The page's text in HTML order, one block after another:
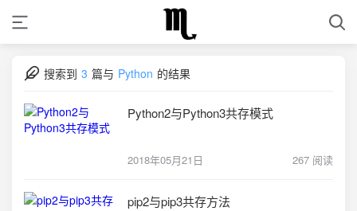
搜索到 3 篇与 Python 的结果
Python2与Python3共存模式
2018年05月21日 267 阅读
pip2与pip3共存方法